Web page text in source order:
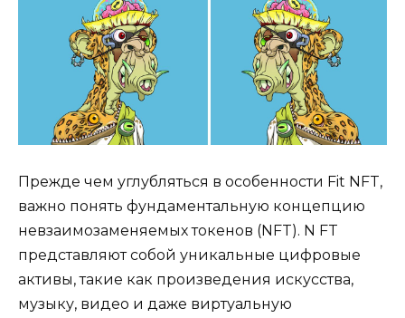
Прежде чем углубляться в особенности Fit NFT,
важно понять фундаментальную концепцию
невзаимозаменяемых токенов (NFT). N FT
представляют собой уникальные цифровые
активы, такие как произведения искусства,
музыку, видео и даже виртуальную